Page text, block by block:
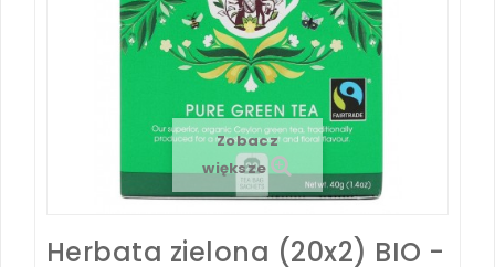
Zobacz
większe
Herbata zielona (20x2) BIO -